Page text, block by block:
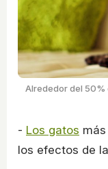
Alrededor del 50%
- Los gatos
los efectos de